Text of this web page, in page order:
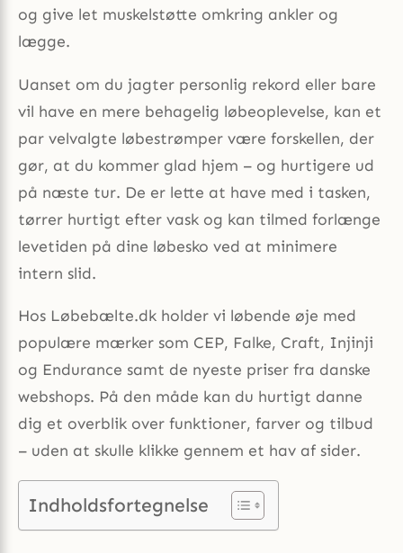
og give let muskelstøtte omkring ankler og
lægge.
Uanset om du jagter personlig rekord eller bare
vil have en mere behagelig løbeoplevelse, kan et
par velvalgte løbestrømper være forskellen, der
gør, at du kommer glad hjem – og hurtigere ud
på næste tur. De er lette at have med i tasken,
tørrer hurtigt efter vask og kan tilmed forlænge
levetiden på dine løbesko ved at minimere
intern slid.
Hos Løbebælte.dk holder vi løbende øje med
populære mærker som CEP, Falke, Craft, Injinji
og Endurance samt de nyeste priser fra danske
webshops. På den måde kan du hurtigt danne
dig et overblik over funktioner, farver og tilbud
– uden at skulle klikke gennem et hav af sider.
Indholdsfortegnelse